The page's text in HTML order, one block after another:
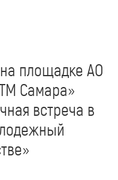
на площадке АО
Самара»
встреча в